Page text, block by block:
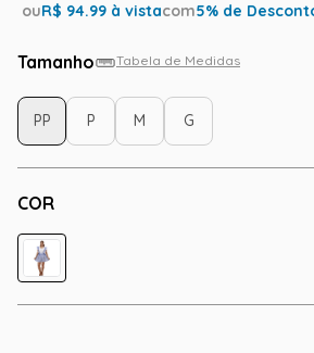
ouR$ 94.99 à vistacom5% de
Tamanho Tabela de Medidas
COR
PP P M G